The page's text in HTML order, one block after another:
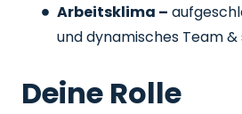
Arbeitsklima –
und dynamisches Team
Deine Rolle